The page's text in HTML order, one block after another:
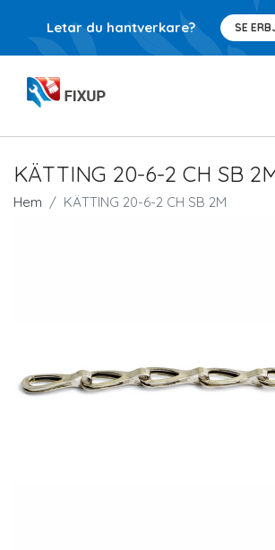
Letar du hantverkare? SE
KÄTTING 20-6-2 CH SB
Hem KÄTTING 20-6-2 CH SB 2M